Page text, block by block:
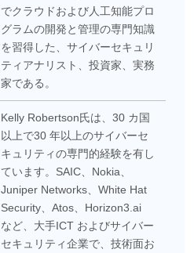
でクラウドおよび人工知能プロ
グラムの開発と管理の専門知識
を習得した、サイバーセキュリ
ティアナリスト、投資家、実務
家である。
Kelly Robertson氏は、30 カ国
以上で30 年以上のサイバーセ
キュリティの専門的経験を有し
ています。SAIC、Nokia、
Juniper Networks、White Hat
Security、Atos、Horizon3.ai
など、大手ICT およびサイバー
セキュリティ企業で、技術面お